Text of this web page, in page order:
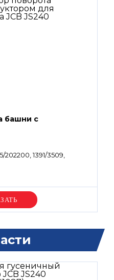
башни с
1391/3509,
цену